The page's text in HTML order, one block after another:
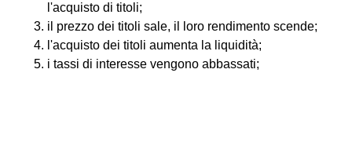
l'acquisto di titoli;
il prezzo dei titoli sale, il loro rendimento scende;
l'acquisto dei titoli aumenta la liquidità;
i tassi di interesse vengono abbassati;